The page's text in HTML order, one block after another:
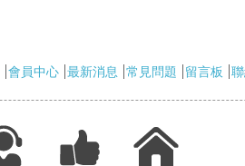
會員中心 最新消息 常見問題 留言板